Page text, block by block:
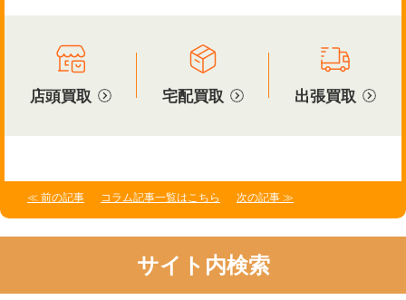
サイト内検索
店頭買取 宅配買取 出張買取
≪ 前の記事 コラム記事一覧はこちら 次の記事 ≫